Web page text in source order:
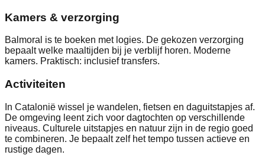
Kamers & verzorging
Balmoral is te boeken met logies. De gekozen verzorging
bepaalt welke maaltijden bij je verblijf horen. Moderne
kamers. Praktisch: inclusief transfers.
Activiteiten
In Catalonië wissel je wandelen, fietsen en daguitstapjes af.
De omgeving leent zich voor dagtochten op verschillende
niveaus. Culturele uitstapjes en natuur zijn in de regio goed
te combineren. Je bepaalt zelf het tempo tussen actieve en
rustige dagen.